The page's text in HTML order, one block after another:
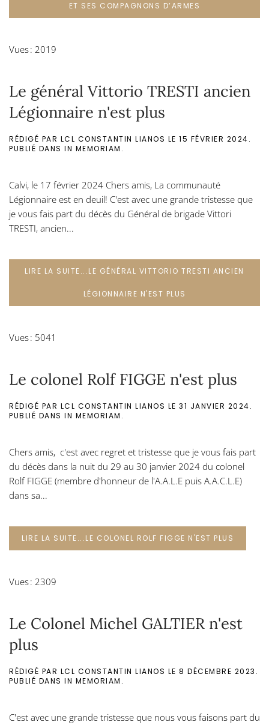
ET SES COMPAGNONS D’ARMES
Vues : 2019
Le général Vittorio TRESTI ancien
Légionnaire n'est plus
RÉDIGÉ PAR LCL CONSTANTIN LIANOS LE 15 FÉVRIER 2024.
PUBLIÉ DANS IN MEMORIAM .
Calvi, le 17 février 2024 Chers amis, La communauté
Légionnaire est en deuil! C'est avec une grande tristesse que
je vous fais part du décès du Général de brigade Vittori
TRESTI, ancien...
LIRE LA SUITE...LE GÉNÉRAL VITTORIO TRESTI ANCIEN
LÉGIONNAIRE N'EST PLUS
Vues : 5041
Le colonel Rolf FIGGE n'est plus
RÉDIGÉ PAR LCL CONSTANTIN LIANOS LE 31 JANVIER 2024.
PUBLIÉ DANS IN MEMORIAM .
Chers amis, c'est avec regret et tristesse que je vous fais part
du décès dans la nuit du 29 au 30 janvier 2024 du colonel
Rolf FIGGE (membre d'honneur de l'A.A.L.E puis A.A.C.L.E)
dans sa...
LIRE LA SUITE...LE COLONEL ROLF FIGGE N'EST PLUS
Vues : 2309
Le Colonel Michel GALTIER n'est
plus
RÉDIGÉ PAR LCL CONSTANTIN LIANOS LE 8 DÉCEMBRE 2023 .
PUBLIÉ DANS IN MEMORIAM .
C'est avec une grande tristesse que nous vous faisons part du